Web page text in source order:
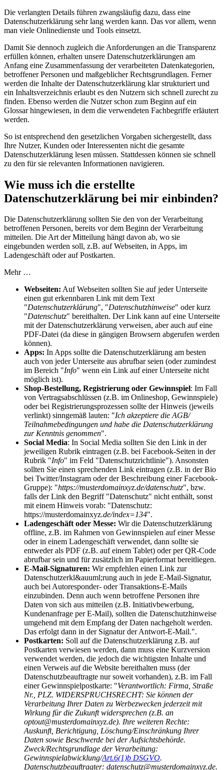
Die verlangten Details führen zwangsläufig dazu, dass eine
Datenschutzerklärung sehr lang werden kann. Das vor allem, wenn
man viele Onlinedienste und Tools einsetzt.
Damit Sie dennoch zugleich die Anforderungen an die Transparenz
erfüllen können, erhalten unsere Datenschutzerklärungen am
Anfang eine Zusammenfassung der verarbeiteten Datenkategorien,
betroffener Personen und maßgeblicher Rechtsgrundlagen. Ferner
werden die Inhalte der Datenschutzerklärung klar strukturiert und
ein Inhaltsverzeichnis erlaubt es den Nutzern sich schnell zurecht zu
finden. Ebenso werden die Nutzer schon zum Beginn auf ein
Glossar hingewiesen, in dem die verwendeten Fachbegriffe erläutert
werden.
So ist entsprechend den gesetzlichen Vorgaben sichergestellt, dass
Ihre Nutzer, Kunden oder Interessenten nicht die gesamte
Datenschutzerklärung lesen müssen. Stattdessen können sie schnell
zu den für sie relevanten Informationen navigieren.
Wie muss ich die erstellte
Datenschutzerklärung bei mir einbinden?
Die Datenschutzerklärung sollten Sie den von der Verarbeitung
betroffenen Personen, bereits vor dem Beginn der Verarbeitung
mitteilen. Die Art der Mitteilung hängt davon ab, wo sie
eingebunden werden soll, z.B. auf Webseiten, in Apps, im
Ladengeschäft oder auf Postkarten.
Mehr …
Webseiten: Auf Webseiten sollten Sie auf jeder Unterseite
einen gut erkennbaren Link mit dem Text
"Datenschutzerklärung", "Datenschutzhinweise" oder kurz
"Datenschutz" bereithalten. Der Link kann auf eine Unterseite
mit der Datenschutzerklärung verweisen, aber auch auf eine
PDF-Datei (da diese in gängigen Browsern abgerufen werden
können).
Apps: In Apps sollte die Datenschutzerklärung am besten
auch von jeder Unterseite aus abrufbar seien (oder zumindest
im Bereich "Info" wenn ein Link auf einer Unterseite nicht
möglich ist).
Shop-Bestellung, Registrierung oder Gewinnspiel: Im Fall
von Vertragsabschlüssen (z.B. im Onlineshop, Gewinnspiele)
oder bei Registrierungsprozessen sollte der Hinweis (jeweils
verlinkt) sinngemäß lauten: "Ich akzeptiere die AGB/
Teilnahmebedingungen und habe die Datenschutzerklärung
zur Kenntnis genommen".
Social Media: In Social Media sollten Sie den Link in der
jeweiligen Rubrik eintragen (z.B. bei Facebook-Seiten in der
Rubrik "Info" im Feld "Datenschutzrichtlinie"). Ansonsten
sollten Sie einen sprechenden Link eintragen (z.B. in der Bio
bei Twitter/Instagram oder der Beschreibung einer Facebook-
Gruppe): "https://musterdomainxyz.de/datenschutz", bzw.
falls der Link den Begriff "Datenschutz" nicht enthält, sonst
mit einem Hinweis vorab: "Datenschutz:
https://musterdomainxyz.de/index=134".
Ladengeschäft oder Messe: Wir die Datenschutzerklärung
offline, z.B. im Rahmen von Gewinnspielen auf einer Messe
oder in einem Ladengeschäft verwendet, dann sollte sie
entweder als PDF (z.B. auf einem Tablet) oder per QR-Code
abrufbar sein und für zusätzlich im Papierformat bereitliegen.
E-Mail-Signaturen: Wir empfehlen einen Link zur
Datenschutzerkl&auuml;rung auch in jede E-Mail-Signatur,
auch bei Autoresponder- oder Transaktions-E-Mails
einzubinden. Denn auch wenn betroffene Personen ihre
Daten von sich aus mitteilen (z.B. Initiativbewerbung,
Kundenanfrage per E-Mail), sollten die Datenschutzhinweise
umgehend mit dem Empfang der Daten nachgeholt werden.
Das erfolgt dann in der Signatur der Antwort-E-Mail.".
Postkarten: Soll auf die Datenschutzerklärung z.B. auf
Postkarten verwiesen werden, dann muss eine Kurzversion
verwendet werden, die jedoch die wichtigsten Inhalte und
einen Verweis auf die Website bereithalten muss (der
Datenschutzbeauftragte nur soweit vorhanden), z.B. im Fall
einer Gewinnspielpostkarte: "Verantwortlich: Firma, Straße
Nr., PLZ. WIDERSPRUCHSRECHT: Sie können der
Verarbeitung Ihrer Daten zu Werbezwecken jederzeit mit
Wirkung für die Zukunft widersprechen (z.B. an
optout@musterdomainxyz.de). Ihre weiteren Rechte:
Auskunft, Berichtigung, Löschung/Einschränkung Ihrer
Daten sowie Beschwerde bei der Aufsichtsbehörde.
Zweck/Rechtsgrundlage der Verarbeitung:
Gewinnspielabwicklung/Art.6(1)b DSGVO.
Datenschutzbeauftragter: datenschutz@musterdomainxyz.de.